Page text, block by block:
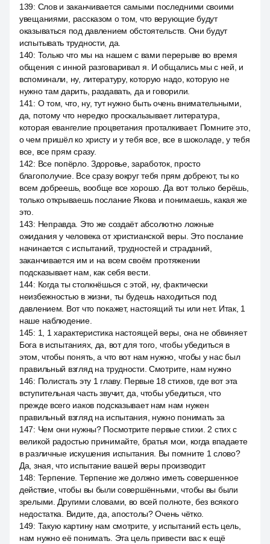
139: Слов и заканчивается самыми последними своими
увещаниями, рассказом о том, что верующие будут
оказываться под давлением обстоятельств. Они будут
испытывать трудности, да.
140: Только что мы на нашем с вами перерыве во время
общения с инной разговаривал я. И общались мы с ней, и
вспоминали, ну, литературу, которую надо, которую не
нужно там дарить, раздавать, да и говорили.
141 : О том, что, ну, тут нужно быть очень внимательными,
да, потому что нередко проскальзывает литература,
которая евангелие процветания проталкивает. Помните это,
о чем пришёл ко христу и у тебя все, все в шоколаде, у тебя
все, все прям сразу.
142: Все попёрло. Здоровье, заработок, просто
благополучие. Все сразу вокруг тебя прям добреют, ты ко
всем добреешь, вообще все хорошо. Да вот только берёшь,
только открываешь послание Якова и понимаешь, какая же
это.
143: Неправда. Это же создаёт абсолютно ложные
ожидания у человека от христианской веры. Это послание
начинается с испытаний, трудностей и страданий,
заканчивается им и на всем своём протяжении
подсказывает нам, как себя вести.
144: Когда ты столкнёшься с этой, ну, фактически
неизбежностью в жизни, ты будешь находиться под
давлением. Вот что покажет, настоящий ты или нет. Итак, 1
наше наблюдение.
145: 1, 1 характеристика настоящей веры, она не обвиняет
Бога в испытаниях, да, вот для того, чтобы убедиться в
этом, чтобы понять, а что вот нам нужно, чтобы у нас был
правильный взгляд на трудности. Смотрите, нам нужно
146: Полистать эту 1 главу. Первые 18 стихов, где вот эта
вступительная часть звучит, да, чтобы убедиться, что
прежде всего иаков подсказывает нам нам нужен
правильный взгляд на испытания, нужно понимать за
147: Чем они нужны? Посмотрите первые стихи. 2 стих с
великой радостью принимайте, братья мои, когда впадаете
в различные искушения испытания. Вы помните 1 слово?
Да, зная, что испытание вашей веры производит
148: Терпение. Терпение же должно иметь совершенное
действие, чтобы вы были совершёнными, чтобы вы были
зрелыми. Другими словами, во всей полноте, без всякого
недостатка. Видите, да, апостолы? Очень чётко.
149: Такую картину нам смотрите, у испытаний есть цель,
нам нужно её понимать. Эта цель привести вас к ещё